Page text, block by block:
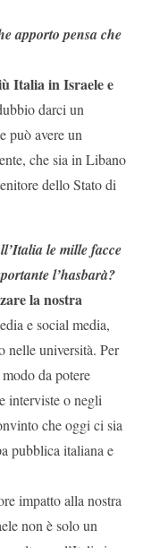
apporto pensa che
Italia in Israele e
darci un
può avere un
che sia in Libano
dello Stato di
le mille facce
l’hasbarà?
la nostra
e social media,
nelle università. Per
da potere
interviste o negli
che oggi ci sia
pubblica italiana e
impatto alla nostra
non è solo un